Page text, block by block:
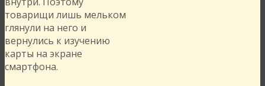
товарищи лишь мельком
глянули на него и
вернулись к изучению
карты на экране
смартфона.